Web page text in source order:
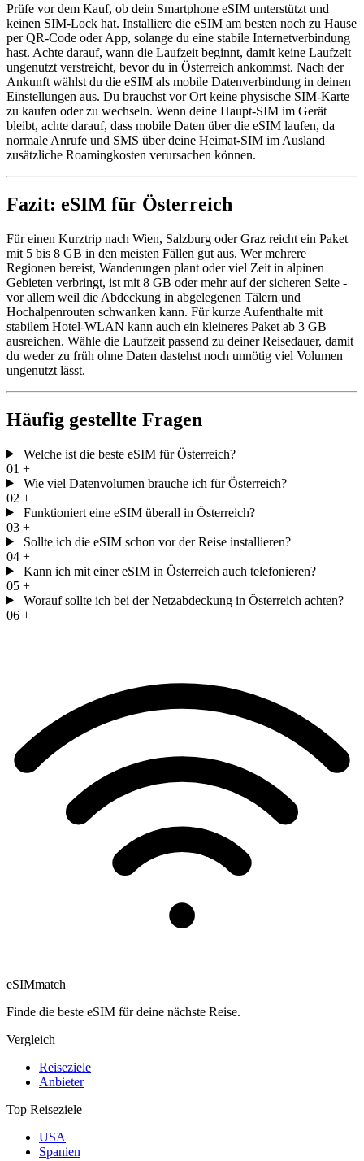
Prüfe vor dem Kauf, ob dein Smartphone eSIM unterstützt und
keinen SIM-Lock hat. Installiere die eSIM am besten noch zu Hause
per QR-Code oder App, solange du eine stabile Internetverbindung
hast. Achte darauf, wann die Laufzeit beginnt, damit keine Laufzeit
ungenutzt verstreicht, bevor du in Österreich ankommst. Nach der
Ankunft wählst du die eSIM als mobile Datenverbindung in deinen
Einstellungen aus. Du brauchst vor Ort keine physische SIM-Karte
zu kaufen oder zu wechseln. Wenn deine Haupt-SIM im Gerät
bleibt, achte darauf, dass mobile Daten über die eSIM laufen, da
normale Anrufe und SMS über deine Heimat-SIM im Ausland
zusätzliche Roamingkosten verursachen können.
Fazit: eSIM für Österreich
Für einen Kurztrip nach Wien, Salzburg oder Graz reicht ein Paket
mit 5 bis 8 GB in den meisten Fällen gut aus. Wer mehrere
Regionen bereist, Wanderungen plant oder viel Zeit in alpinen
Gebieten verbringt, ist mit 8 GB oder mehr auf der sicheren Seite -
vor allem weil die Abdeckung in abgelegenen Tälern und
Hochalpenrouten schwanken kann. Für kurze Aufenthalte mit
stabilem Hotel-WLAN kann auch ein kleineres Paket ab 3 GB
ausreichen. Wähle die Laufzeit passend zu deiner Reisedauer, damit
du weder zu früh ohne Daten dastehst noch unnötig viel Volumen
ungenutzt lässt.
Häufig gestellte Fragen
Welche ist die beste eSIM für Österreich?
01 +
Wie viel Datenvolumen brauche ich für Österreich?
02 +
Funktioniert eine eSIM überall in Österreich?
03 +
Sollte ich die eSIM schon vor der Reise installieren?
04 +
Kann ich mit einer eSIM in Österreich auch telefonieren?
05 +
Worauf sollte ich bei der Netzabdeckung in Österreich achten?
06 +
eSIMmatch
Finde die beste eSIM für deine nächste Reise.
Vergleich
Reiseziele
Anbieter
Top Reiseziele
USA
Spanien